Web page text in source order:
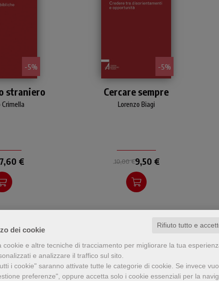
dei cookie
Rifiuto tutto e
cookie e altre tecniche di tracciamento per migliorare la tua
e analizzare il traffico sul sito.
i cookie" saranno attivate tutte le categorie di cookie. Se invece
preferenze", oppure accetta solo i cookie essenziali per la
- 5%
tema attuale,
straniero
€
- 5%
cristiani oggi? Una risposta
franca a una realtà che
Cercare sempre
Lorenzo Biagi
10,00 €9,50 €